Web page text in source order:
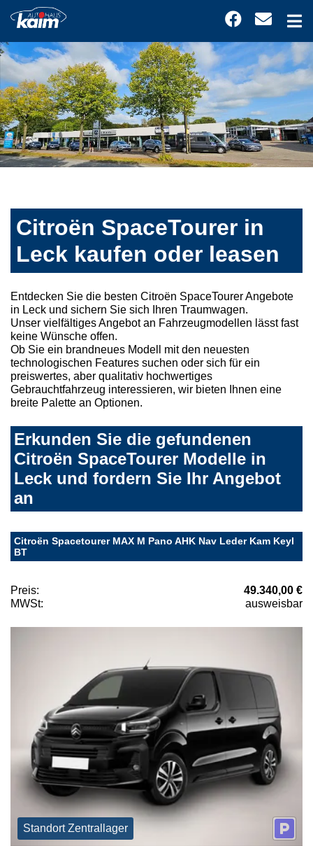
Citroën SpaceTourer in
Leck kaufen oder leasen
Entdecken Sie die besten Citroën SpaceTourer Angebote
in Leck und sichern Sie sich Ihren Traumwagen.
Unser vielfältiges Angebot an Fahrzeugmodellen lässt fast
keine Wünsche offen.
Ob Sie ein brandneues Modell mit den neuesten
technologischen Features suchen oder sich für ein
preiswertes, aber qualitativ hochwertiges
Gebrauchtfahrzeug interessieren, wir bieten Ihnen eine
breite Palette an Optionen.
Erkunden Sie die gefundenen
Citroën SpaceTourer Modelle in
Leck und fordern Sie Ihr Angebot
an
Citroën Spacetourer MAX M Pano AHK Nav Leder Kam Keyl
BT
Preis:
49.340,00 €
MWSt:
ausweisbar
Standort Zentrallager